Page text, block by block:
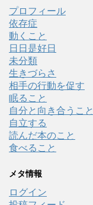
プロフィール
依存症
動くこと
日日是好日
未分類
生きづらさ
相手の行動を促す
眠ること
自分と向き合うこと
自立する
読んだ本のこと
食べること
メタ情報
ログイン